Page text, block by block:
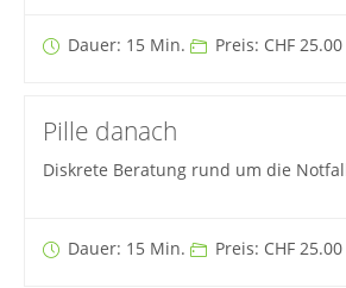
Dauer: 15 Min. Preis: CHF 25.00
Pille danach
Diskrete Beratung rund um die
Dauer: 15 Min. Preis: CHF 25.00